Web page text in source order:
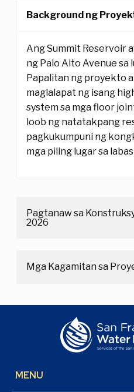
Background ng
Ang Summit Reservoir
ng Palo Alto Avenue sa
Papalitan ng proyekto
maglalapat ng isang
system sa mga floor
loob ng natatakpang
pagkukumpuni ng
mga piling lugar sa
Pagtanaw sa
2026
Mga Kagamitan sa
MENU